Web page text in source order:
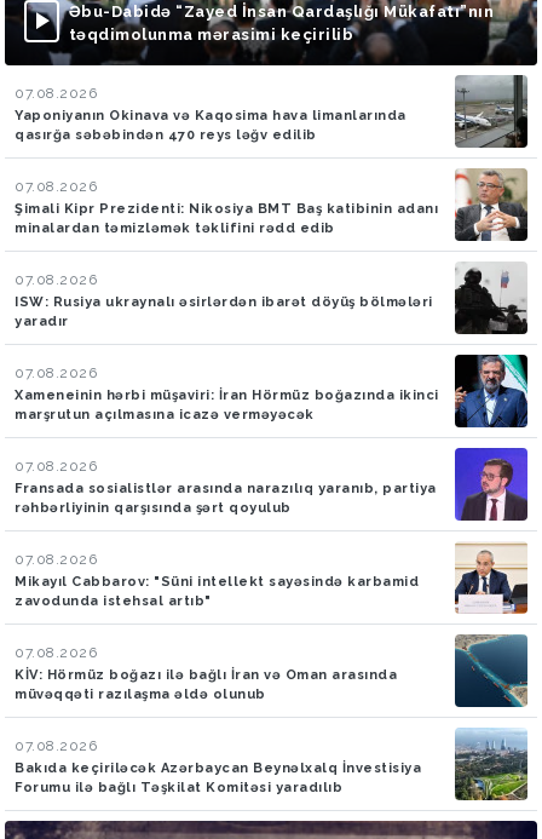
Əbu-Dabidə “Zayed İnsan Qardaşlığı Mükafatı”nın
təqdimolunma mərasimi keçirilib
07.08.2026
Yaponiyanın Okinava və Kaqosima hava limanlarında
qasırğa səbəbindən 470 reys ləğv edilib
07.08.2026
Şimali Kipr Prezidenti: Nikosiya BMT Baş katibinin adanı
minalardan təmizləmək təklifini rədd edib
07.08.2026
ISW: Rusiya ukraynalı əsirlərdən ibarət döyüş bölmələri
yaradır
07.08.2026
Xameneinin hərbi müşaviri: İran Hörmüz boğazında ikinci
marşrutun açılmasına icazə verməyəcək
07.08.2026
Fransada sosialistlər arasında narazılıq yaranıb, partiya
rəhbərliyinin qarşısında şərt qoyulub
07.08.2026
Mikayıl Cabbarov: "Süni intellekt sayəsində karbamid
zavodunda istehsal artıb"
07.08.2026
KİV: Hörmüz boğazı ilə bağlı İran və Oman arasında
müvəqqəti razılaşma əldə olunub
07.08.2026
Bakıda keçiriləcək Azərbaycan Beynəlxalq İnvestisiya
Forumu ilə bağlı Təşkilat Komitəsi yaradılıb